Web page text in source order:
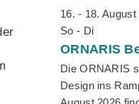
16. - 18. August
So - Di
ORNARIS
Die ORNARIS
Design ins